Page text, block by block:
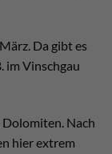
Da gibt es
im Vinschgau
Nach
hier extrem